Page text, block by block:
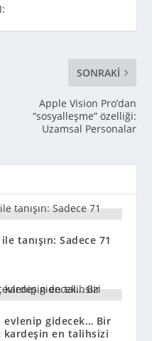
SONRAKI
Apple Vision Pro’dan
“sosyalleşme” özelliği:
Uzamsal Personalar
tanışın: Sadece 71
evlenip gidecek… Bir
kardeşin en talihsizi